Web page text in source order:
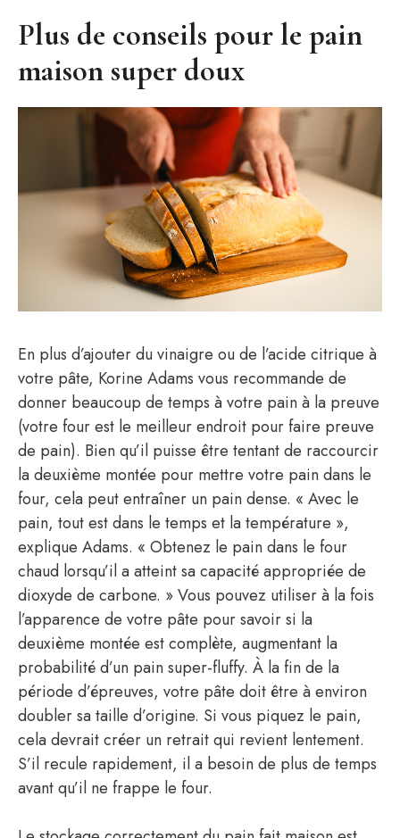
Plus de conseils pour le pain
maison super doux
En plus d’ajouter du vinaigre ou de l’acide citrique à
votre pâte, Korine Adams vous recommande de
donner beaucoup de temps à votre pain à la preuve
(votre four est le meilleur endroit pour faire preuve
de pain). Bien qu’il puisse être tentant de raccourcir
la deuxième montée pour mettre votre pain dans le
four, cela peut entraîner un pain dense. « Avec le
pain, tout est dans le temps et la température »,
explique Adams. « Obtenez le pain dans le four
chaud lorsqu’il a atteint sa capacité appropriée de
dioxyde de carbone. » Vous pouvez utiliser à la fois
l’apparence de votre pâte pour savoir si la
deuxième montée est complète, augmentant la
probabilité d’un pain super-fluffy. À la fin de la
période d’épreuves, votre pâte doit être à environ
doubler sa taille d’origine. Si vous piquez le pain,
cela devrait créer un retrait qui revient lentement.
S’il recule rapidement, il a besoin de plus de temps
avant qu’il ne frappe le four.